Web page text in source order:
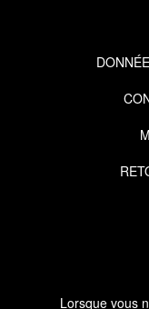
Lorsque vous